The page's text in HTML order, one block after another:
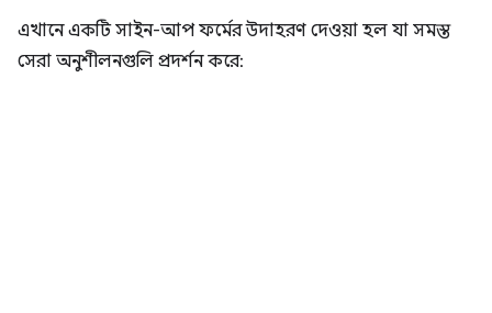
এখানে একটি সাইন-আপ ফর্মের উদাহরণ দেওয়া হল যা সমস্ত
সেরা অনুশীলনগুলি প্রদর্শন করে: